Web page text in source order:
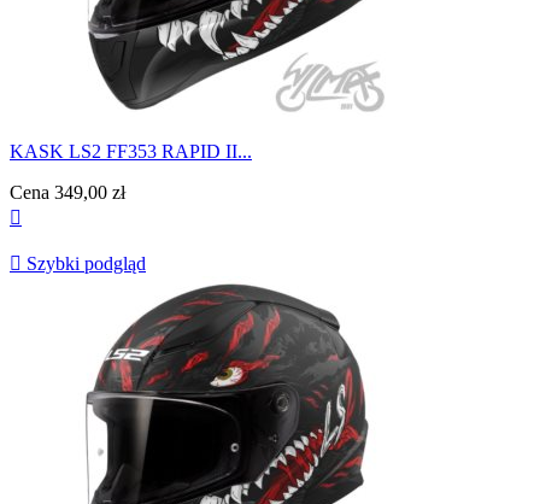
KASK LS2 FF353 RAPID II...
Cena 349,00 zł

 Szybki podgląd